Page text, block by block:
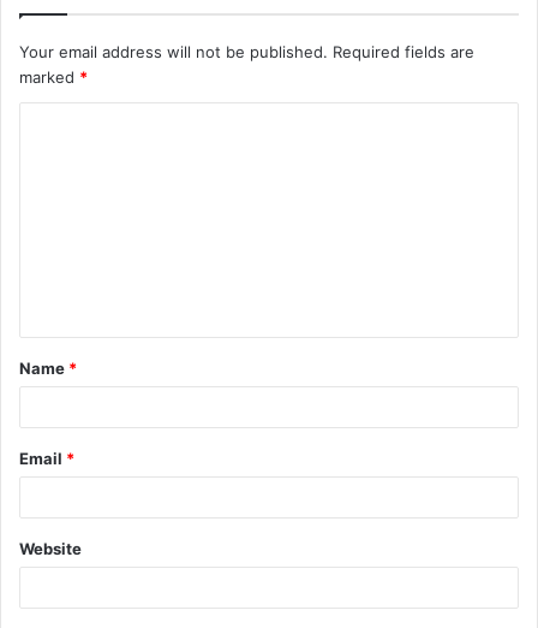
Your email address will not be published. Required fields are
marked *
Name *
Email *
Website